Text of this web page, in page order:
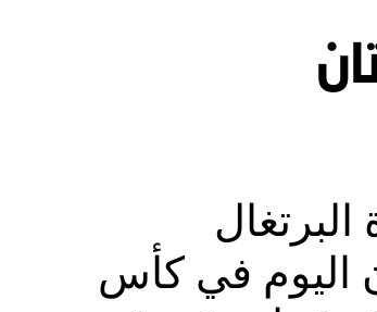
البرتغال
اليوم في كأس